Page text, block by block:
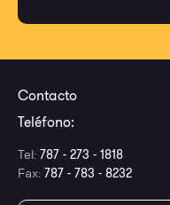
Contacto
Teléfono:
Tel: 787 - 273 - 1818
Fax: 787 - 783 - 8232